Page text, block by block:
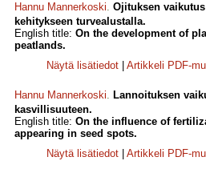
Hannu Mannerkoski. Ojituksen
kehitykseen turvealustalla.
English title: On the development of
peatlands.
Näytä lisätiedot
Artikkeli PDF-
Hannu Mannerkoski. Lannoituksen
kasvillisuuteen.
English title: On the influence of
appearing in seed spots.
Näytä lisätiedot
Artikkeli PDF-